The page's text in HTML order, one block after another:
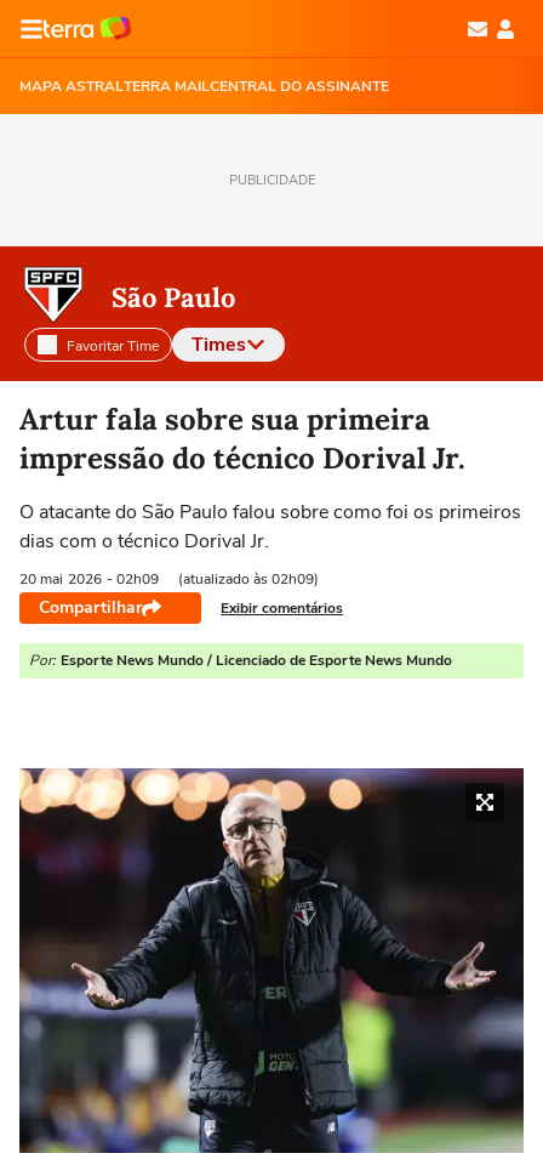
MAPA ASTRALTERRA MAILCENTRAL DO ASSINANTE
PUBLICIDADE
São Paulo
Favoritar Time Times
Selecione o time para ver as notícias
Artur fala sobre sua primeira
impressão do técnico Dorival Jr.
O atacante do São Paulo falou sobre como foi os primeiros
dias com o técnico Dorival Jr.
20 mai 2026 - 02h09 (atualizado às 02h09)
Compartilhar Exibir comentários
Por: Esporte News Mundo / Licenciado de Esporte News Mundo